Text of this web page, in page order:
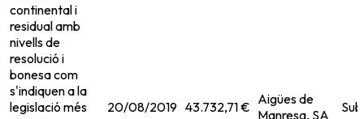
continental i
residual amb
nivells de
resolució i
bonesa com
s'indiquen a la
legislació més
20/08/2019 43.732,71 € Aigües de
Manresa, SA